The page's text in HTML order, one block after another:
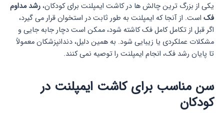
یکی از بزرگ ترین چالش ها در کاشت ایمپلنت برای کودکان،رشد مداوم
فک است. از آنجا که ایمپلنت به طور ثابت در استخوان قرار می گیرد،
اگر قبل از تکامل کامل فک کاشته شود، ممکن است دچار جابه جایی و
مشکلات عملکردی یا زیبایی شود. به همین دلیل، دندانپزشکان معمولاً
تا پایان رشد فک، انجام ایمپلنت را توصیه نمی کنند.
سن مناسب برای کاشت ایمپلنت در
کودکان